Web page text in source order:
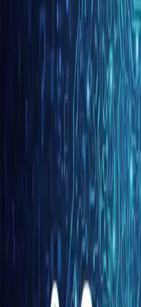
Model O3 został zaprojektowany,
zaawansowane możliwości
złożonych zadaniach, takich jak
kodowanie. Jednak te ulepszenia
zwiększonymi wymaganiami
powiązanymi kosztami. Aby temu
również model O4-Mini, bardziej
mającą na celu zapewnienie
przypadku mniej złożonych zadań.